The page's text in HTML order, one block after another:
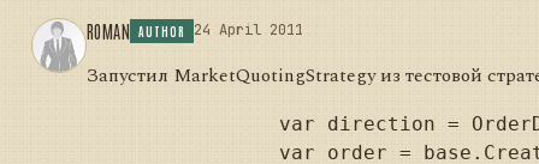
ROMAN AUTHOR 24 April 2011
Запустил MarketQuotingStrategy из тестовой
var direction =
var order =